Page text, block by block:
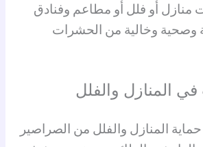
منازل أو فلل أو مطاعم وفنادق
وصحية وخالية من الحشرات
المنازل والفلل
المنازل والفلل من الصراصير